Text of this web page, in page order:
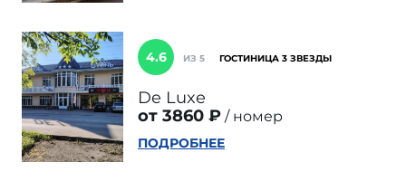
4.6 ИЗ 5 ГОСТИНИЦА 3 ЗВЕЗДЫ
De Luxe
от 3860 ₽
номер
ПОДРОБНЕЕ